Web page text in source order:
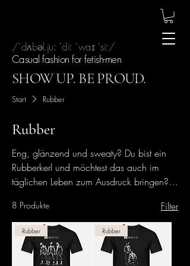
SHOW UP. BE PROUD.
/ˈdʌbəl.juː ˈdiː ˈwaɪ ˈsiː/
Casual fashion for fetish-men
Start Rubber
Rubber
Eng, glänzend und sweaty? Du bist ein
Rubberkerl und möchtest das auch im
täglichen Leben zum Ausdruck bringen?
8 Produkte Filter
Rubber Rubber